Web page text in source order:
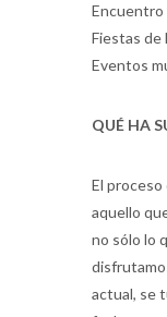
Encuentro
Fiestas de
Eventos
QUÉ HA
El
aquello
no sólo lo
actual, se